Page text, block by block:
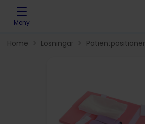
Skip to content
Meny
Home > Lösningar >